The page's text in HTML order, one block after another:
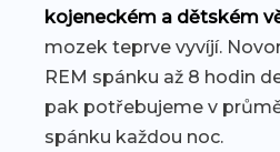
kojeneckém a dětském
mozek teprve vyvíjí.
REM spánku až 8 hodin
pak potřebujeme v
spánku každou noc.